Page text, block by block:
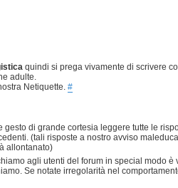
quindi si prega vivamente di scrivere
adulte.
Netiquette. #
di grande cortesia leggere tutte le
(tali risposte a nostro avviso
allontanato)
agli utenti del forum in special modo
Se notate irregolarità nel